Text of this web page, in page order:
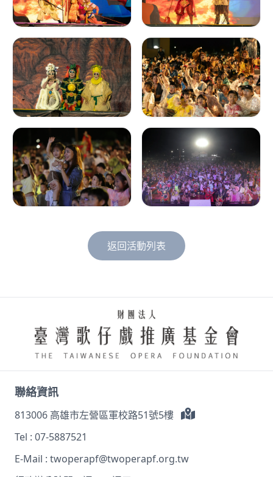
返回活動列表
聯絡資訊
813006 高雄市左營區軍校路51號5樓
Tel : 07-5887521
E-Mail : twoperapf@twoperapf.org.tw